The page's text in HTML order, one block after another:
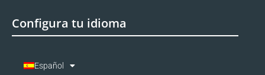
Configura tu idioma
Español